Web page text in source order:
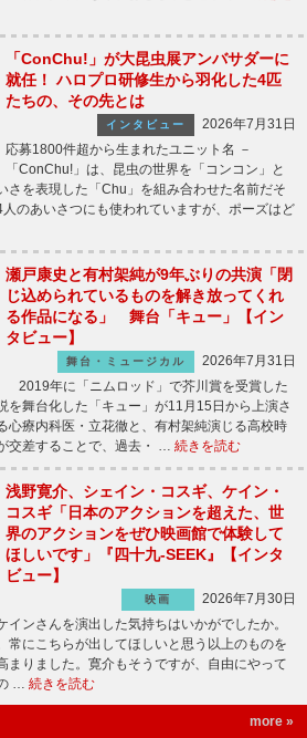
「ConChu!」が大昆虫展アンバサダーに
就任！ ハロプロ研修生から羽化した4匹
たちの、その先とは
インタビュー
2026年7月31日
応募1800件超から生まれたユニット名 －
「ConChu!」は、昆虫の世界を「コンコン」と
さを表現した「Chu」を組み合わせた名前だそ
のあいさつにも使われていますが、ポーズはど
瀬戸康史と有村架純が9年ぶりの共演「閉
じ込められているものを解き放ってくれ
る作品になる」 舞台「キュー」【イン
タビュー】
舞台・ミュージカル
2026年7月31日
2019年に「ニムロッド」で芥川賞を受賞した
を舞台化した「キュー」が11月15日から上演さ
心療内科医・立花徹と、有村架純演じる高校時
交差することで、過去・ … 続きを読む
浅野寛介、シェイン・コスギ、ケイン・
コスギ「日本のアクションを超えた、世
界のアクションをぜひ映画館で体験して
ほしいです」『四十九-SEEK』【インタ
ビュー】
映画
2026年7月30日
インさんを演出した気持ちはいかがでしたか。
にこちらが出してほしいと思う以上のものを
まりました。寛介もそうですが、自由にやって
… 続きを読む
more »